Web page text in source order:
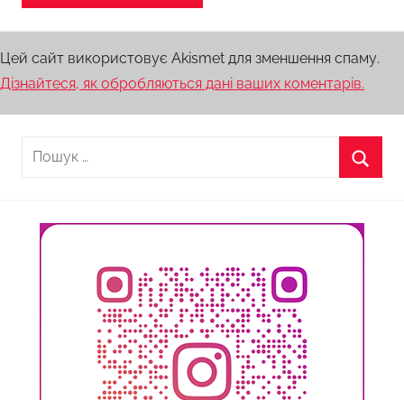
Цей сайт використовує Akismet для зменшення спаму.
Дізнайтеся, як обробляються дані ваших коментарів.
Пошук: